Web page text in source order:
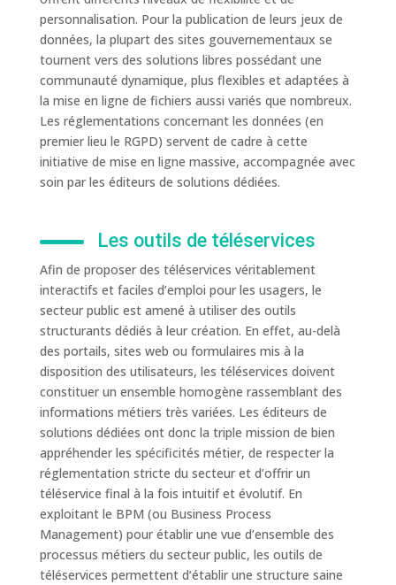
personnalisation. Pour la publication de leurs jeux de
données, la plupart des sites gouvernementaux se
tournent vers des solutions libres possédant une
communauté dynamique, plus flexibles et adaptées à
la mise en ligne de fichiers aussi variés que nombreux.
Les réglementations concernant les données (en
premier lieu le RGPD) servent de cadre à cette
initiative de mise en ligne massive, accompagnée avec
soin par les éditeurs de solutions dédiées.
Les outils de téléservices
Afin de proposer des téléservices véritablement
interactifs et faciles d’emploi pour les usagers, le
secteur public est amené à utiliser des outils
structurants dédiés à leur création. En effet, au-delà
des portails, sites web ou formulaires mis à la
disposition des utilisateurs, les téléservices doivent
constituer un ensemble homogène rassemblant des
informations métiers très variées. Les éditeurs de
solutions dédiées ont donc la triple mission de bien
appréhender les spécificités métier, de respecter la
réglementation stricte du secteur et d’offrir un
téléservice final à la fois intuitif et évolutif. En
exploitant le BPM (ou Business Process
Management) pour établir une vue d’ensemble des
processus métiers du secteur public, les outils de
téléservices permettent d’établir une structure saine